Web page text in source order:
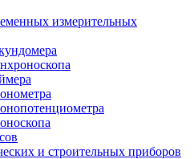
измерительных
и строительных приборов